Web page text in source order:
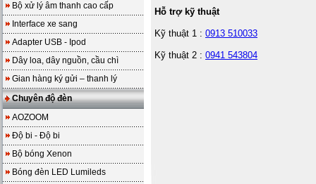
Bộ xử lý âm thanh cao cấp
Interface xe sang
Adapter USB - Ipod
Dây loa, dây nguồn, cầu chì
Gian hàng ký gửi – thanh lý
Chuyên độ đèn
AOZOOM
Độ bi - Độ bi
Bộ bóng Xenon
Bóng đèn LED Lumileds
Hỗ trợ kỹ thuật
Kỹ thuật 1 : 0913 510033
Kỹ thuật 2 : 0941 543804